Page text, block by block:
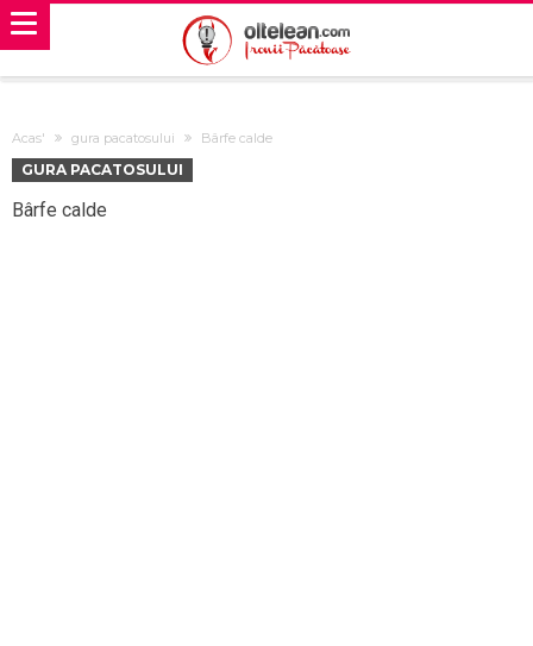
Acas' gura pacatosului Bârfe calde
GURA PACATOSULUI
Bârfe calde